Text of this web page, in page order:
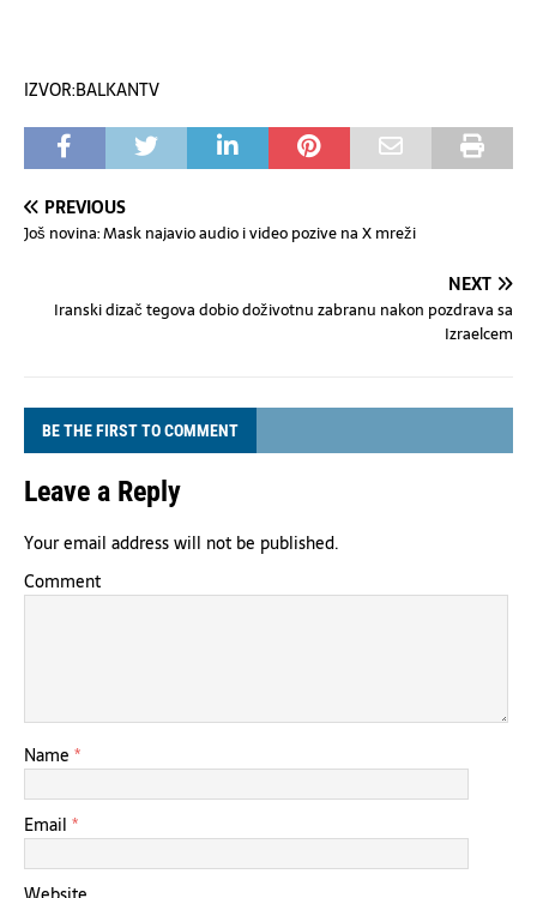
IZVOR:BALKANTV
PREVIOUS
Još novina: Mask najavio audio i video pozive na X mreži
NEXT
Iranski dizač tegova dobio doživotnu zabranu nakon pozdrava sa
Izraelcem
BE THE FIRST TO COMMENT
Leave a Reply
Your email address will not be published.
Comment
Name *
Email *